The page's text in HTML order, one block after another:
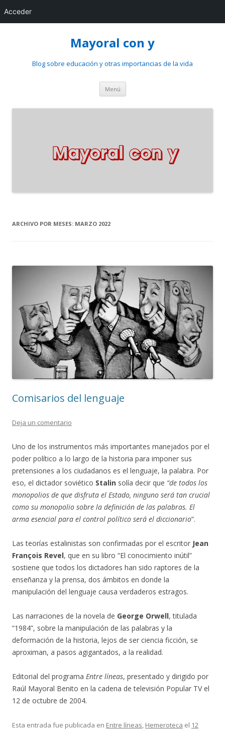
Acceder
Mayoral con y
Blog sobre educación y otras importancias de la vida
Menú Saltar
contenido
ARCHIVO POR MESES: MARZO 2022
Comisarios del lenguaje
Deja un comentario
Uno de los instrumentos más importantes manejados por el
poder político a lo largo de la historia para imponer sus
pretensiones a los ciudadanos es el lenguaje, la palabra. Por
eso, el dictador soviético Stalin solía decir que “de todos los
monopolios de que disfruta el Estado, ninguno será tan crucial
como su monopolio sobre la definición de las palabras. El
arma esencial para el control político será el diccionario”.
Las teorías estalinistas son confirmadas por el escritor Jean
François Revel, que en su libro “El conocimiento inútil”
sostiene que todos los dictadores han sido raptores de la
enseñanza y la prensa, dos ámbitos en donde la
manipulación del lenguaje causa verdaderos estragos.
Las narraciones de la novela de George Orwell, titulada
“1984”, sobre la manipulación de las palabras y la
deformación de la historia, lejos de ser ciencia ficción, se
aproximan, a pasos agigantados, a la realidad.
Editorial del programa Entre líneas, presentado y dirigido por
Raúl Mayoral Benito en la cadena de televisión Popular TV el
12 de octubre de 2004.
Esta entrada fue publicada en Entre líneas Hemeroteca el 12